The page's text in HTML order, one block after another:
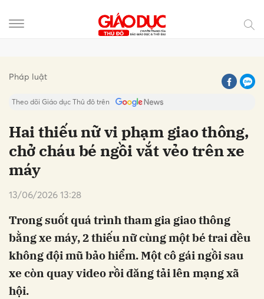
Pháp luật
Theo dõi Giáo dục Thủ đô trên
Hai thiếu nữ vi phạm giao thông,
chở cháu bé ngồi vắt vẻo trên xe
máy
13/06/2026 13:28
Trong suốt quá trình tham gia giao thông
bằng xe máy, 2 thiếu nữ cùng một bé trai đều
không đội mũ bảo hiểm. Một cô gái ngồi sau
xe còn quay video rồi đăng tải lên mạng xã
hội.
Hủy Gửi